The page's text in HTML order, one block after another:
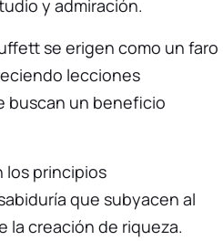
y admiración.
se erigen como un faro
lecciones
buscan un beneficio
los principios
que subyacen al
la creación de riqueza.